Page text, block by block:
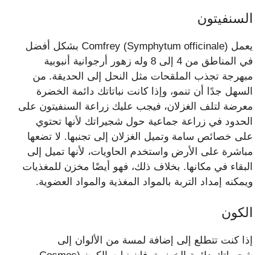
السنفيتون
يعمل Comfrey (Symphytum officinale) بشكل أفضل
في المناطق من 4 إلى 8 وله زهور أرجوانية أنبوبية
مبهرجة تجذب الملقحات مثل النحل إلى الحديقة. من
السهل جدًا أن تنمو، وإذا كانت نباتاتك دائمة الخضرة
معرضة لتلف الغزلان، فيجب عليك زراعة السنفيتون على
الحدود في زراعة جماعية حول شجيراتك لأنها تحتوي
على خصائص سامة وتميل الغزلان إلى تجنبها. لا تضعها
مباشرة على الأرض واستخدم الحاويات، لأنها تميل إلى
البقاء في مكانها. بخلاف ذلك، فهو أيضًا مخزن للمغذيات
ويمكنه إمداد التربة بالمواد المغذية والمواد العضوية.
الكون
إذا كنت تتطلع إلى إضافة لمسة من الألوان إلى